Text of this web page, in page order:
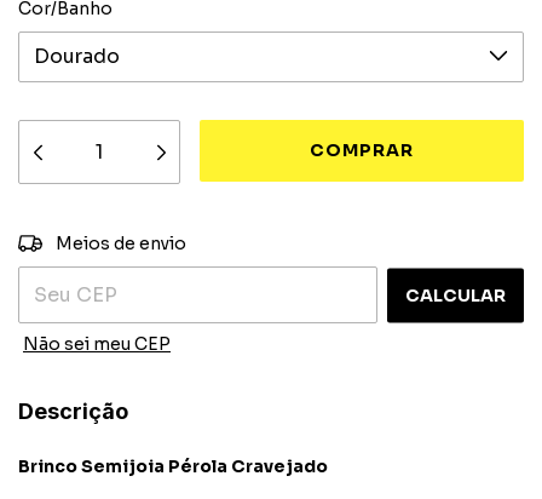
Cor/Banho
Entregas para o CEP:
Meios de envio
CALCULAR
Não sei meu CEP
Descrição
Brinco Semijoia Pérola Cravejado